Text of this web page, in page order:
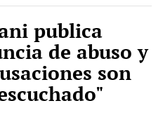
publica
de abuso y
son